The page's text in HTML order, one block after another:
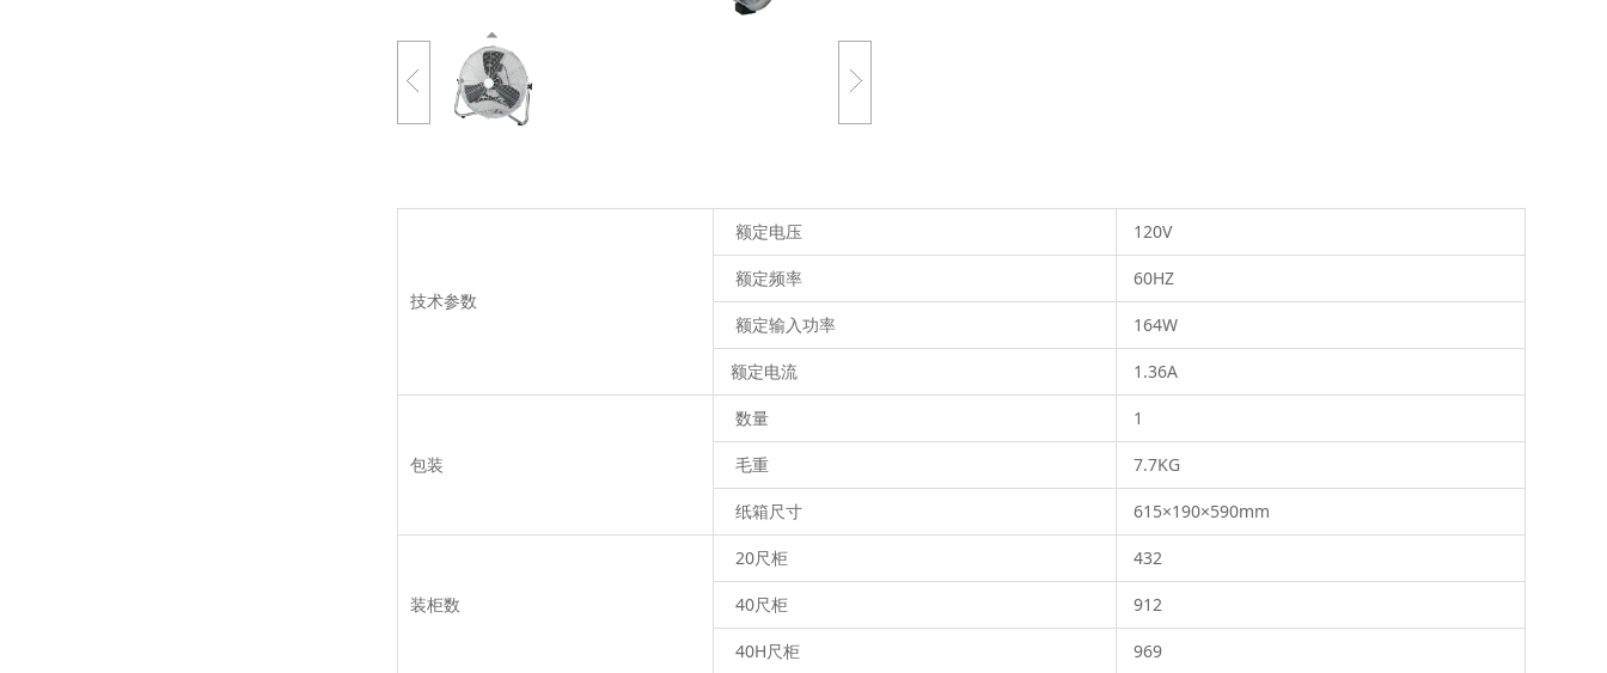
技术参数
额定电压 120V
额定频率 60HZ
额定输入功率 164W
额定电流 1.36A
包装
数量 1
毛重 7.7KG
纸箱尺寸 615×190×590mm
装柜数
20尺柜 432
40尺柜 912
40H尺柜 969